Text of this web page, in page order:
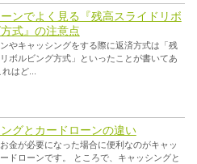
ンでよく見る『残高スライドリボ
式』の注意点
やキャッシングをする際に返済方式は「残
ボルビング方式」といったことが書いてあ
はど...
グとカードローンの違い
金が必要になった場合に便利なのがキャッ
ドローンです。 ところで、キャッシングと